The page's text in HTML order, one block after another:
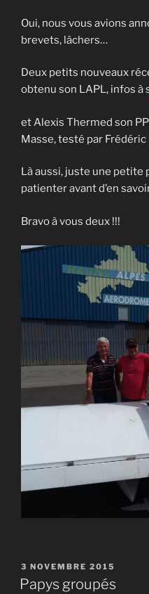
Oui, nous vous avions
brevets, lâchers…
Deux petits nouveaux
obtenu son LAPL, infos à
et Alexis Thermed son
Masse, testé par
Là aussi, juste une petite
patienter avant d’en
Bravo à vous deux !!!
PUBLIÉ
LE
3 NOVEMBRE 2015
Papys groupés